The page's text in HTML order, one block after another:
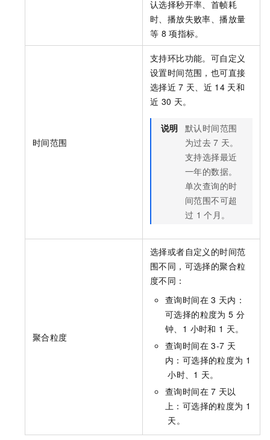
认选择秒开率、首帧耗
时、播放失败率、播放量
等 8 项指标。
时间范围
支持环比功能。可自定义
设置时间范围，也可直接
选择近 7 天、近 14 天和
近 30 天。
说明 默认时间范围
为过去 7 天。
支持选择最近
一年的数据。
单次查询的时
间范围不可超
过 1 个月。
聚合粒度
选择或者自定义的时间范
围不同，可选择的聚合粒
度不同：
查询时间在 3 天内：
可选择的粒度为 5 分
钟、1 小时和 1 天。
查询时间在 3-7 天
内：可选择的粒度为 1
小时、1 天。
查询时间在 7 天以
上：可选择的粒度为 1
天。